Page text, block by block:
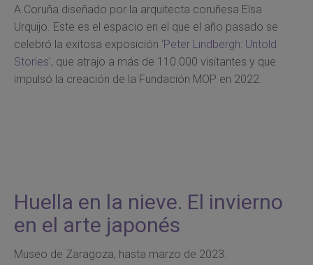
A Coruña diseñado por la arquitecta coruñesa Elsa
Urquijo. Este es el espacio en el que el año pasado se
celebró la exitosa exposición ‘Peter Lindbergh: Untold
Stories’, que atrajo a más de 110.000 visitantes y que
impulsó la creación de la Fundación MOP en 2022.
Huella en la nieve. El invierno
en el arte japonés
Museo de Zaragoza, hasta marzo de 2023.